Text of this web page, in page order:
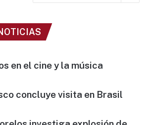
en el cine y la música
concluye visita en Brasil